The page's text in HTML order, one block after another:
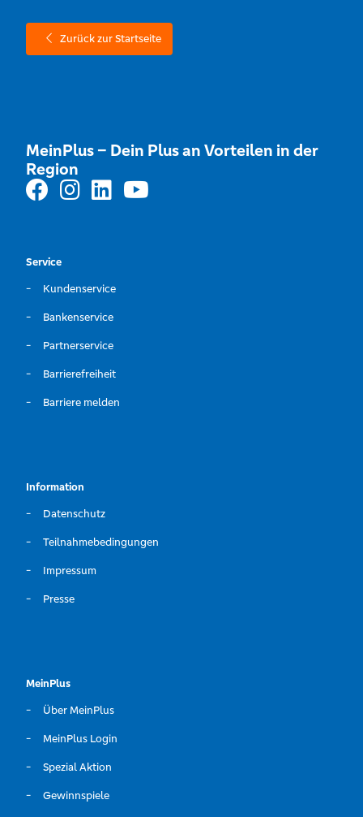
Zurück zur Startseite
MeinPlus – Dein Plus an Vorteilen in der
Region
Service
Kundenservice
Bankenservice
Partnerservice
Barrierefreiheit
Barriere melden
Information
Datenschutz
Teilnahmebedingungen
Impressum
Presse
MeinPlus
Über MeinPlus
MeinPlus Login
Spezial Aktion
Gewinnspiele